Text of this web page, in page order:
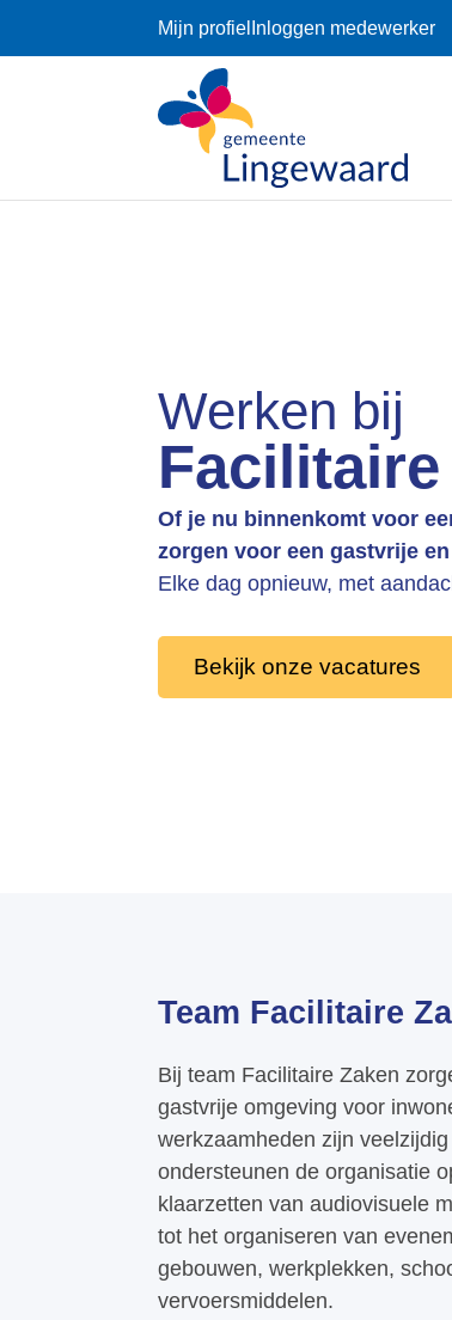
Mijn profiel Inloggen medewerker
Werken bij
Facilitaire
Of je nu binnenkomt voor
zorgen voor een gastvrije
Elke dag opnieuw, met
Bekijk onze vacatures
Team Facilitaire
Bij team Facilitaire Zaken
gastvrije omgeving voor
werkzaamheden zijn
ondersteunen de organisatie
klaarzetten van audiovisuele
tot het organiseren van
gebouwen, werkplekken,
vervoersmiddelen.